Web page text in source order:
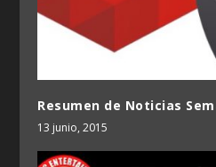
Resumen de Noticias
13 junio, 2015